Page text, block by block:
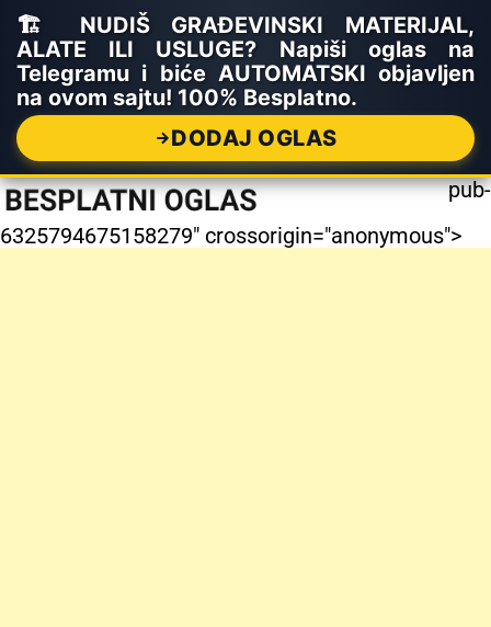
🏗️ NUDIŠ GRAĐEVINSKI MATERIJAL,
ALATE ILI USLUGE? Napiši oglas na
Telegramu i biće AUTOMATSKI objavljen
na ovom sajtu! 100% Besplatno.
DODAJ OGLAS
pub-
6325794675158279" crossorigin="anonymous">